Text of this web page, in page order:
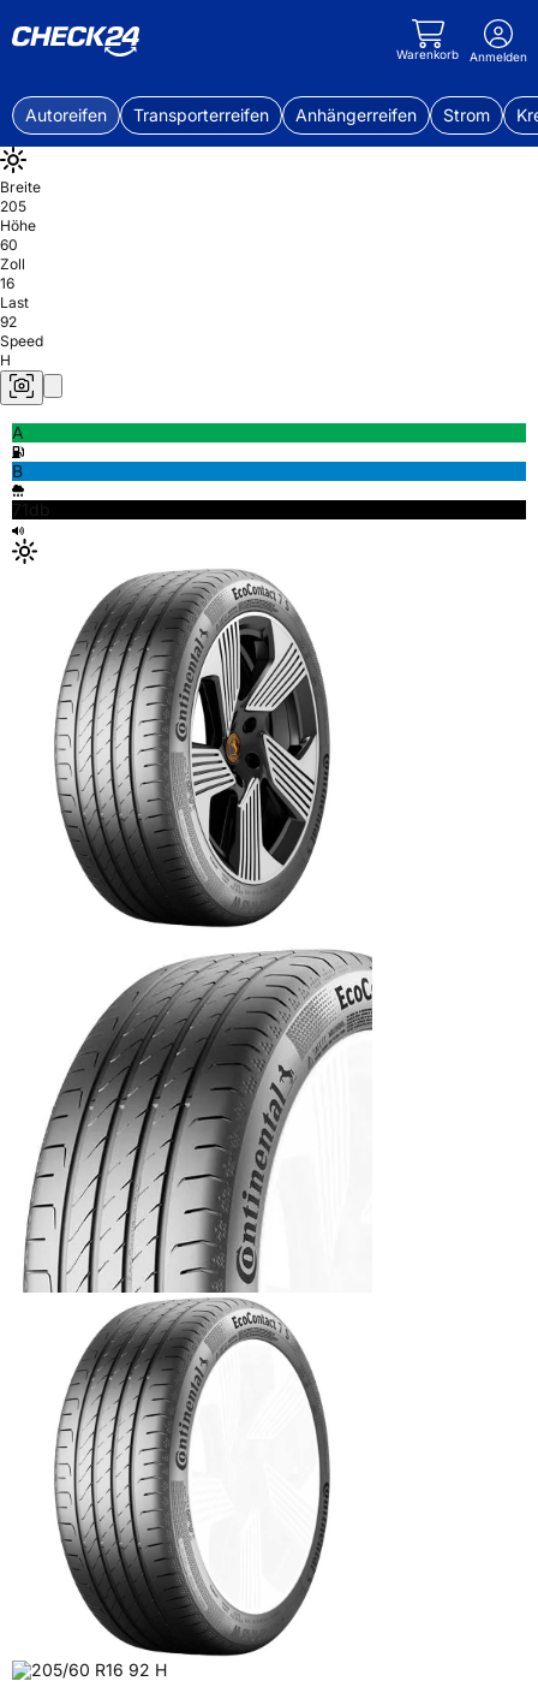
Warenkorb Anmelden
Autoreifen Transporterreifen Anhängerreifen Strom
Breite
205
Höhe
60
Zoll
16
Last
92
Speed
H
A
B
71db